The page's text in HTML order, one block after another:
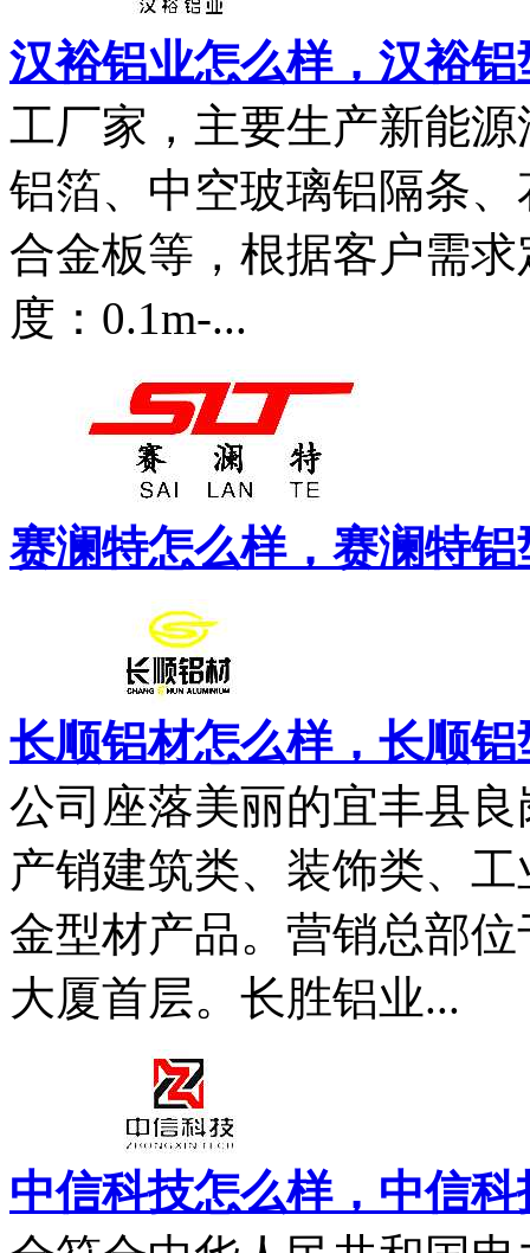
汉裕铝业怎么样，汉裕
工厂家，主要生产新能
铝箔、中空玻璃铝隔条
合金板等，根据客户需
度：0.1m-...
赛澜特怎么样，赛澜特
长顺铝材怎么样，长顺
公司座落美丽的宜丰县
产销建筑类、装饰类、
金型材产品。营销总部
大厦首层。长胜铝业...
中信科技怎么样，中信